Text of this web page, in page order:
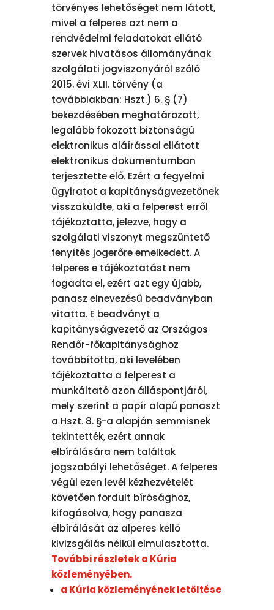
törvényes lehetőséget nem látott,
mivel a felperes azt nem a
rendvédelmi feladatokat ellátó
szervek hivatásos állományának
szolgálati jogviszonyáról szóló
2015. évi XLII. törvény (a
továbbiakban: Hszt.) 6. § (7)
bekezdésében meghatározott,
legalább fokozott biztonságú
elektronikus aláírással ellátott
elektronikus dokumentumban
terjesztette elő. Ezért a fegyelmi
ügyiratot a kapitányságvezetőnek
visszaküldte, aki a felperest erről
tájékoztatta, jelezve, hogy a
szolgálati viszonyt megszüntető
fenyítés jogerőre emelkedett. A
felperes e tájékoztatást nem
fogadta el, ezért azt egy újabb,
panasz elnevezésű beadványban
vitatta. E beadványt a
kapitányságvezető az Országos
Rendőr-főkapitánysághoz
továbbította, aki levelében
tájékoztatta a felperest a
munkáltató azon álláspontjáról,
mely szerint a papír alapú panaszt
a Hszt. 8. §-a alapján semmisnek
tekintették, ezért annak
elbírálására nem találtak
jogszabályi lehetőséget. A felperes
végül ezen levél kézhezvételét
követően fordult bírósághoz,
kifogásolva, hogy panasza
elbírálását az alperes kellő
kivizsgálás nélkül elmulasztotta.
További részletek a Kúria
közleményében.
a Kúria közleményének letöltése